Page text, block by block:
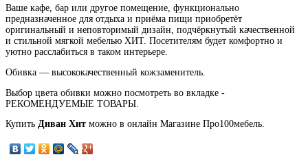
Ваше кафе, бар или другое помещение, функционально
предназначенное для отдыха и приёма пищи приобретёт
оригинальный и неповторимый дизайн, подчёркнутый качественной
и стильной мягкой мебелью ХИТ. Посетителям будет комфортно и
уютно расслабиться в таком интерьере.
Обивка — высококачественный кожзаменитель.
Выбор цвета обивки можно посмотреть во вкладке -
РЕКОМЕНДУЕМЫЕ ТОВАРЫ.
Купить Диван Хит можно в онлайн Магазине Про100мебель.